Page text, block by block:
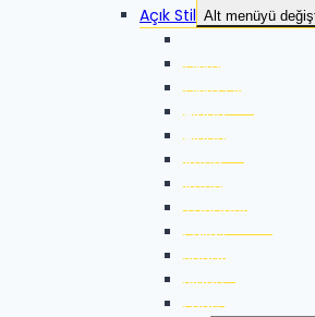
Açık Stil Alt menüyü
Zikka SE
Zikka Plus
Alpha
Alpha-X
Xeed
Xeed G2
Thunder G2
Pallas
Jaguar
Blade
Edge